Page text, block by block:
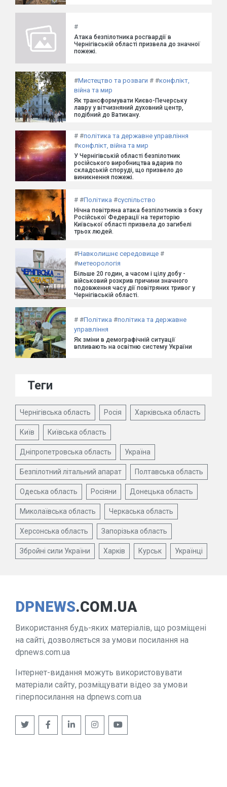
#
Атака безпілотника росгвардії в
Чернігівській області призвела до значної
пожежі.
#Мистецтво та розваги # #конфлікт,
війна та мир
Як трансформувати Києво-Печерську
лавру у вітчизняний духовний центр,
подібний до Ватикану.
# #політика та державне управління
#конфлікт, війна та мир
У Чернігівській області безпілотник
російського виробництва вдарив по
складській споруді, що призвело до
виникнення пожежі.
# #Політика #суспільство
Нічна повітряна атака безпілотників з боку
Російської Федерації на територію
Київської області призвела до загибелі
трьох людей.
#Навколишнє середовище #
#метеорологія
Більше 20 годин, а часом і цілу добу -
військовий розкрив причини значного
подовження часу дії повітряних тривог у
Чернігівській області.
# #Політика #політика та державне
управління
Як зміни в демографічній ситуації
впливають на освітню систему України
Теги
Чернігівська область Росія Харківська область
Київ Київська область
Дніпропетровська область Україна
Безпілотний літальний апарат Полтавська область
Одеська область Росіяни Донецька область
Миколаївська область Черкаська область
Херсонська область Запорізька область
Збройні сили України Харків Курськ Українці
DPNEWS.COM.UA
Використання будь-яких матеріалів, що розміщені
на сайті, дозволяється за умови посилання на
dpnews.com.ua
Інтернет-видання можуть використовувати
матеріали сайту, розміщувати відео за умови
гіперпосилання на dpnews.com.ua